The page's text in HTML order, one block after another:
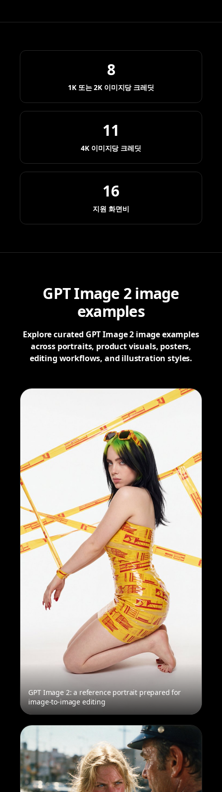
8
1K 또는 2K 이미지당 크레딧
11
4K 이미지당 크레딧
16
지원 화면비
GPT Image 2 image
examples
Explore curated GPT Image 2 image examples
across portraits, product visuals, posters,
editing workflows, and illustration styles.
GPT Image 2: a reference portrait prepared for
image-to-image editing